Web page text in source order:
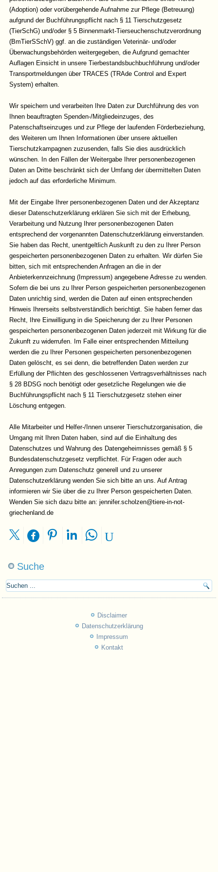
(Adoption) oder vorübergehende Aufnahme zur Pflege (Betreuung)
aufgrund der Buchführungspflicht nach § 11 Tierschutzgesetz
(TierSchG) und/oder § 5 Binnenmarkt-Tierseuchenschutzverordnung
(BmTierSSchV) ggf. an die zuständigen Veterinär- und/oder
Überwachungsbehörden weitergegeben, die Aufgrund gemachter
Auflagen Einsicht in unsere Tierbestandsbuchbuchführung und/oder
Transportmeldungen über TRACES (TRAde Control and Expert
System) erhalten.
Wir speichern und verarbeiten Ihre Daten zur Durchführung des von
Ihnen beauftragten Spenden-/Mitgliedeinzuges, des
Patenschaftseinzuges und zur Pflege der laufenden Förderbeziehung,
des Weiteren um Ihnen Informationen über unsere aktuellen
Tierschutzkampagnen zuzusenden, falls Sie dies ausdrücklich
wünschen. In den Fällen der Weitergabe Ihrer personenbezogenen
Daten an Dritte beschränkt sich der Umfang der übermittelten Daten
jedoch auf das erforderliche Minimum.
Mit der Eingabe Ihrer personenbezogenen Daten und der Akzeptanz
dieser Datenschutzerklärung erklären Sie sich mit der Erhebung,
Verarbeitung und Nutzung Ihrer personenbezogenen Daten
entsprechend der vorgenannten Datenschutzerklärung einverstanden.
Sie haben das Recht, unentgeltlich Auskunft zu den zu Ihrer Person
gespeicherten personenbezogenen Daten zu erhalten. Wir dürfen Sie
bitten, sich mit entsprechenden Anfragen an die in der
Anbieterkennzeichnung (Impressum) angegebene Adresse zu wenden.
Sofern die bei uns zu Ihrer Person gespeicherten personenbezogenen
Daten unrichtig sind, werden die Daten auf einen entsprechenden
Hinweis Ihrerseits selbstverständlich berichtigt. Sie haben ferner das
Recht, Ihre Einwilligung in die Speicherung der zu Ihrer Personen
gespeicherten personenbezogenen Daten jederzeit mit Wirkung für die
Zukunft zu widerrufen. Im Falle einer entsprechenden Mitteilung
werden die zu Ihrer Personen gespeicherten personenbezogenen
Daten gelöscht, es sei denn, die betreffenden Daten werden zur
Erfüllung der Pflichten des geschlossenen Vertragsverhältnisses nach
§ 28 BDSG noch benötigt oder gesetzliche Regelungen wie die
Buchführungspflicht nach § 11 Tierschutzgesetz stehen einer
Löschung entgegen.
Alle Mitarbeiter und Helfer-/Innen unserer Tierschutzorganisation, die
Umgang mit Ihren Daten haben, sind auf die Einhaltung des
Datenschutzes und Wahrung des Datengeheimnisses gemäß § 5
Bundesdatenschutzgesetz verpflichtet. Für Fragen oder auch
Anregungen zum Datenschutz generell und zu unserer
Datenschutzerklärung wenden Sie sich bitte an uns. Auf Antrag
informieren wir Sie über die zu Ihrer Person gespeicherten Daten.
Wenden Sie sich dazu bitte an: jennifer.scholzen@tiere-in-not-
griechenland.de
Suche
Disclaimer
Datenschutzerklärung
Impressum
Kontakt